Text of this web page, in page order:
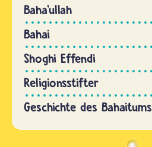
Baha’ullah
Bahai
Shoghi Effendi
Religionsstifter
Geschichte des Bahaitums